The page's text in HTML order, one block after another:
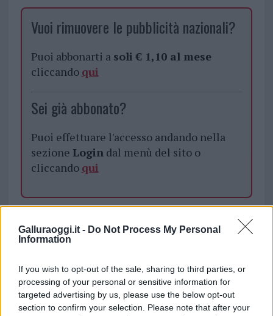
Galluraoggi.it - Do Not Process My Personal
Information
If you wish to opt-out of the sale, sharing to third parties, or
processing of your personal or sensitive information for
targeted advertising by us, please use the below opt-out
section to confirm your selection. Please note that after your
Vuoi rimuovere le pubblicità nazionali?
Puoi abbonarti a soli € 1,10 al mese
cliccando qui
Sei già abbonato?
Puoi effettuare l'accesso andando nella
sezione Logindal menù del sito o
cliccando qui
Notizie Arzachena
Notizie Sardegna
Scomparsa Michael Frison
Inviaci le tue segnalazioni,
i tuoi video e le tue foto
Su WhatsApp al numero +39